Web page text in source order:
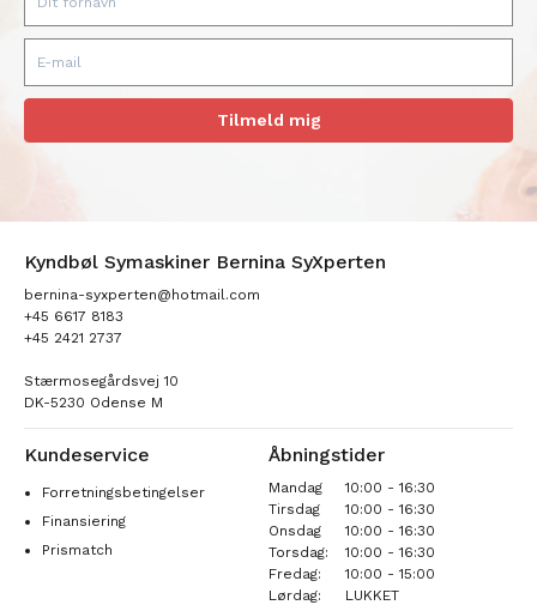
Tilmeld mig
Kyndbøl Symaskiner Bernina SyXperten
bernina-syxperten@hotmail.com
+45 6617 8183
+45 2421 2737
Stærmosegårdsvej 10
DK-5230 Odense M
Kundeservice
Forretningsbetingelser
Finansiering
Prismatch
Åbningstider
Mandag
10:00 - 16:30
Tirsdag
10:00 - 16:30
Onsdag
10:00 - 16:30
Torsdag:
10:00 - 16:30
Fredag:
10:00 - 15:00
Lørdag:
LUKKET